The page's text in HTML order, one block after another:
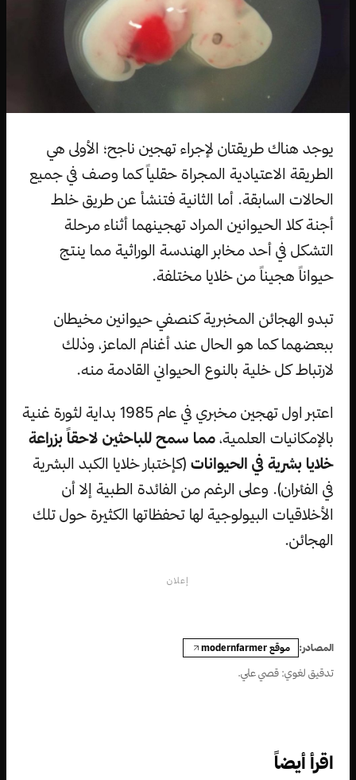
يوجد هناك طريقتان لإجراء تهجين ناجح؛ الأولى هي
الطريقة الاعتيادية المجراة حقلياً كما وصف في جميع
الحالات السابقة. أما الثانية فتنشأ عن طريق خلط
أجنة كلا الحيوانين المراد تهجينهما أثناء مرحلة
التشكل في أحد مخابر الهندسة الوراثية مما ينتج
حيواناً هجيناً من خلايا مختلفة.
تبدو الهجائن المخبرية كنصفي حيوانين مخيطان
ببعضهما كما هو الحال عند أغنام الماعز، وذلك
لارتباط كل خلية بالنوع الحيواني القادمة منه.
اعتبر اول تهجين مخبري في عام 1985 بداية لثورة غنية
بالإمكانيات العلمية، مما سمح للباحثين لاحقاً بزراعة
خلايا بشرية في الحيوانات (كإختبار خلايا الكبد البشرية
في الفئران). وعلى الرغم من الفائدة الطبية إلا أن
الأخلاقيات البيولوجية لها تحفظاتها الكثيرة حول تلك
الهجائن.
إعلان
المصادر: موقع modernfarmer
تدقيق لغوي: قصي علي.
اقرأ أيضاً